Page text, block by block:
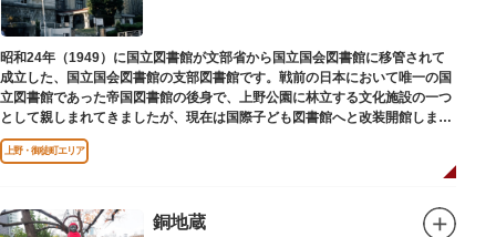
昭和24年（1949）に国立図書館が文部省から国立国会図書館に移管されて
成立した、国立国会図書館の支部図書館です。戦前の日本において唯一の国
立図書館であった帝国図書館の後身で、上野公園に林立する文化施設の一つ
として親しまれてきましたが、現在は国際子ども図書館へと改装開館しまし
た。
上野・御徒町エリア
銅地蔵